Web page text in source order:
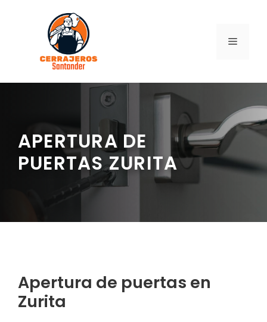
contenido
MENÚ
APERTURA DE
PUERTAS ZURITA
Apertura de puertas en
Zurita